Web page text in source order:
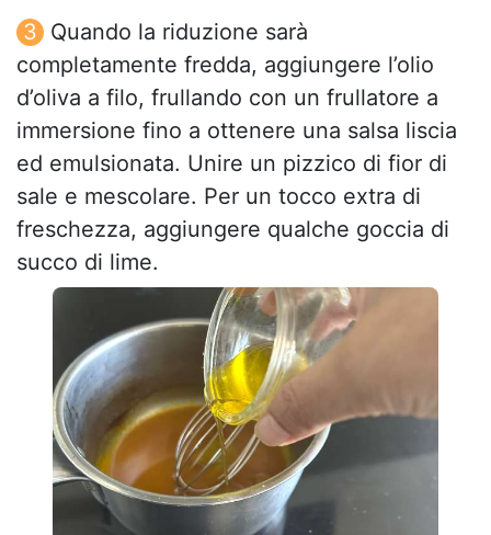
Quando la riduzione sarà
completamente fredda, aggiungere l’olio
d’oliva a filo, frullando con un frullatore a
immersione fino a ottenere una salsa liscia
ed emulsionata. Unire un pizzico di fior di
sale e mescolare. Per un tocco extra di
freschezza, aggiungere qualche goccia di
succo di lime.